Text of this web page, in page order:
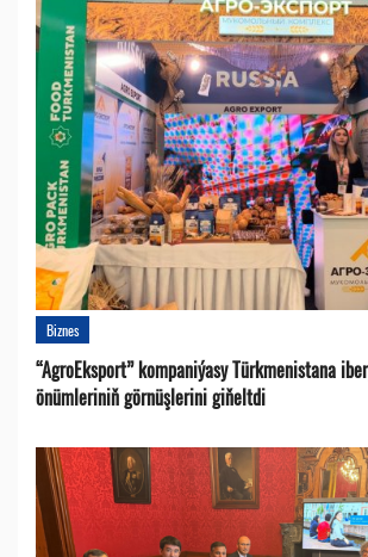
Biznes
“AgroEksport” kompaniýasy Türkmenistana
önümleriniň görnüşlerini giňeltdi